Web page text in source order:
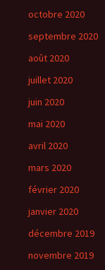
octobre 2020
septembre 2020
août 2020
juillet 2020
juin 2020
mai 2020
avril 2020
mars 2020
février 2020
janvier 2020
décembre 2019
novembre 2019